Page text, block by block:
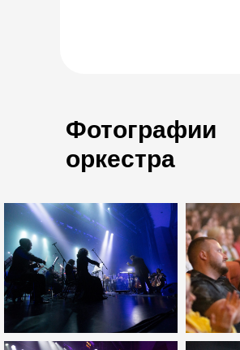
Купить билеты
16 июня
19:00
23 марта
Фотографии
оркестра